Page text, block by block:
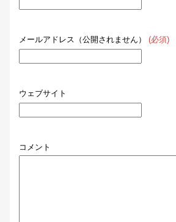
メールアドレス（公開されません） (必須)
ウェブサイト
コメント